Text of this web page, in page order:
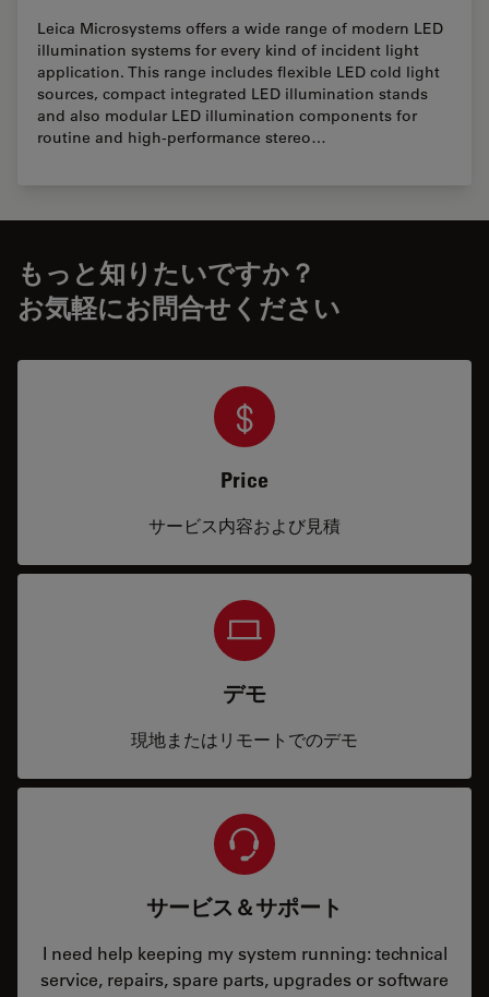
Leica Microsystems offers a wide range of modern LED
illumination systems for every kind of incident light
application. This range includes flexible LED cold light
sources, compact integrated LED illumination stands
and also modular LED illumination components for
routine and high-performance stereo…
もっと知りたいですか？
お気軽にお問合せください
Price
サービス内容および見積
デモ
現地またはリモートでのデモ
サービス＆サポート
I need help keeping my system running: technical
service, repairs, spare parts, upgrades or software